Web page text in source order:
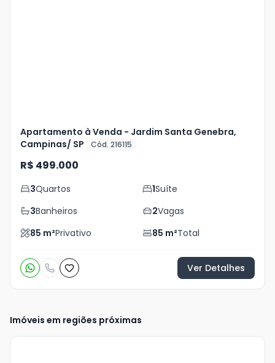
Apartamento à Venda - Jardim Santa Genebra,
Campinas/ SP
Cód. 216115
R$ 499.000
3Quartos 1Suíte
3Banheiros 2Vagas
85 m²Privativo 85 m²Total
Ver Detalhes
Imóveis em regiões próximas